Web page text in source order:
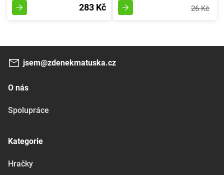
283 Kč 26 Kč
jsem@zdenekmatuska.cz
O nás
Spolupráce
Kategorie
Hračky